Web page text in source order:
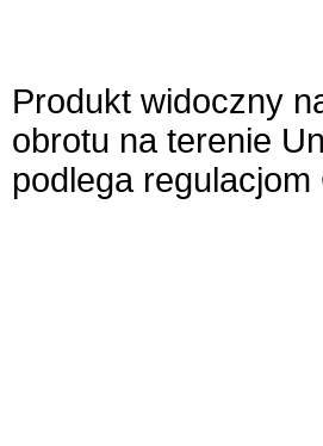
Produkt widoczny
obrotu na terenie
podlega regulacjom